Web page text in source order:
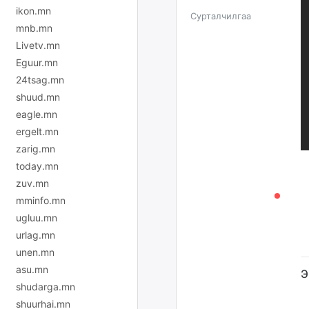
ikon.mn
mnb.mn
Livetv.mn
Eguur.mn
24tsag.mn
shuud.mn
eagle.mn
ergelt.mn
zarig.mn
today.mn
zuv.mn
mminfo.mn
ugluu.mn
urlag.mn
unen.mn
asu.mn
shudarga.mn
shuurhai.mn
Сурталчилгаа